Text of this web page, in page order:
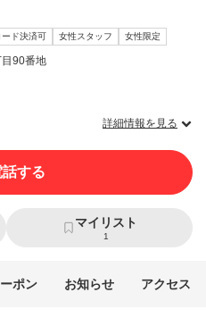
ード決済可 女性スタッフ 女性限定
90番地
詳細情報を見る
話する
マイリスト
1
ポン お知らせ アクセス